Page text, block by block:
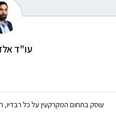
עו"ד
עוסק בתחום המקרקעין על כל